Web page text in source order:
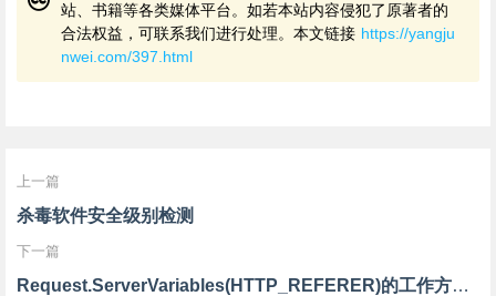
站、书籍等各类媒体平台。如若本站内容侵犯了原著者的
合法权益，可联系我们进行处理。本文链接 https://yangju
nwei.com/397.html
上一篇
杀毒软件安全级别检测
下一篇
Request.ServerVariables(HTTP_REFERER)的工作方式的实验